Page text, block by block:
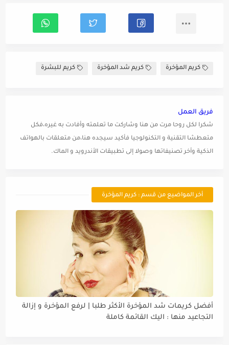
كريم المؤخرة كريم شد المؤخرة كريم للبشرة
فريق العمل
شكرا لكل روحا مرت من هنا وشاركت ما تعلمته وأفادت به غيره،فكل
متعطشا التقنية و التكنولوجيا فأكيد سيجده هنا،من متعلقات بالهواتف
الذكية وأخر تصنيفاتها وصولا إلى تطبيقات الأندرويد و الماك.
أخر المواضيع من قسم : كريم المؤخرة
أفضل كريمات شد المؤخرة الأكثر طلبا | لرفع المؤخرة و إزالة
التجاعيد منها : اليك القائمة كاملة